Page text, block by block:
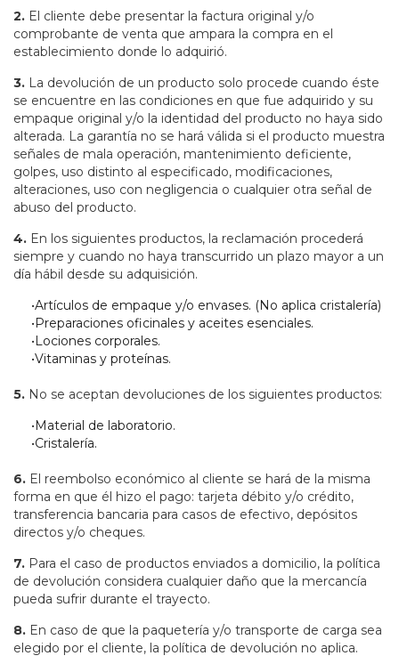
2. El cliente debe presentar la factura original y/o
comprobante de venta que ampara la compra en el
establecimiento donde lo adquirió.
3. La devolución de un producto solo procede cuando éste
se encuentre en las condiciones en que fue adquirido y su
empaque original y/o la identidad del producto no haya sido
alterada. La garantía no se hará válida si el producto muestra
señales de mala operación, mantenimiento deficiente,
golpes, uso distinto al especificado, modificaciones,
alteraciones, uso con negligencia o cualquier otra señal de
abuso del producto.
4. En los siguientes productos, la reclamación procederá
siempre y cuando no haya transcurrido un plazo mayor a un
día hábil desde su adquisición.
•Artículos de empaque y/o envases. (No aplica cristalería)
•Preparaciones oficinales y aceites esenciales.
•Lociones corporales.
•Vitaminas y proteínas.
5. No se aceptan devoluciones de los siguientes productos:
•Material de laboratorio.
•Cristalería.
6. El reembolso económico al cliente se hará de la misma
forma en que él hizo el pago: tarjeta débito y/o crédito,
transferencia bancaria para casos de efectivo, depósitos
directos y/o cheques.
7. Para el caso de productos enviados a domicilio, la política
de devolución considera cualquier daño que la mercancía
pueda sufrir durante el trayecto.
8. En caso de que la paquetería y/o transporte de carga sea
elegido por el cliente, la política de devolución no aplica.